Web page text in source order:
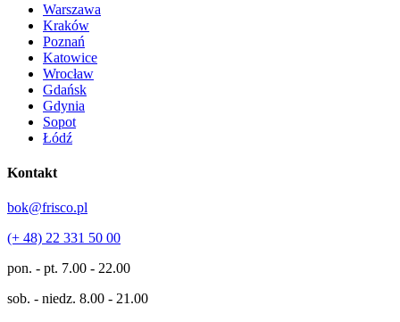
Warszawa
Kraków
Poznań
Katowice
Wrocław
Gdańsk
Gdynia
Sopot
Łódź
Kontakt
bok@frisco.pl
(+ 48) 22 331 50 00
pon. - pt. 7.00 - 22.00
sob. - niedz. 8.00 - 21.00